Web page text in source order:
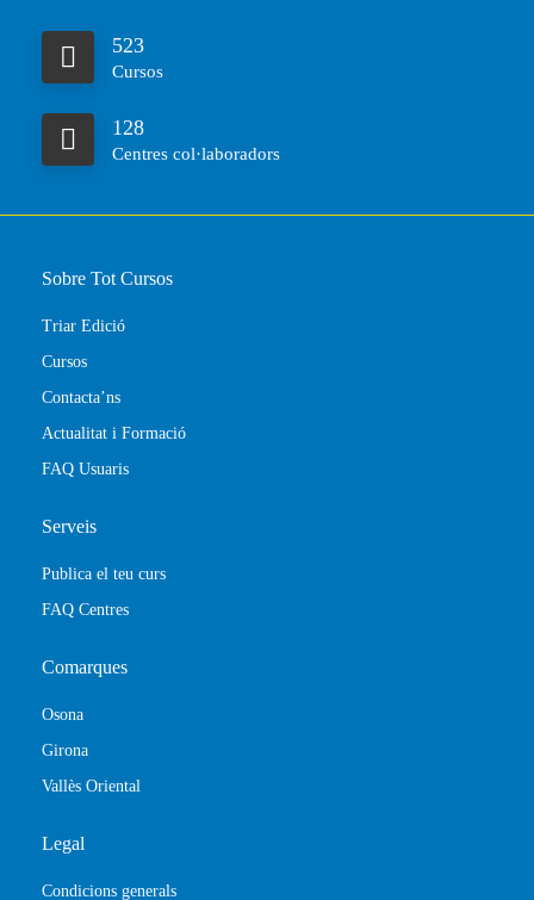
523
Cursos
128
Centres col·laboradors
Sobre Tot Cursos
Triar Edició
Cursos
Contacta’ns
Actualitat i Formació
FAQ Usuaris
Serveis
Publica el teu curs
FAQ Centres
Comarques
Osona
Girona
Vallès Oriental
Legal
Condicions generals